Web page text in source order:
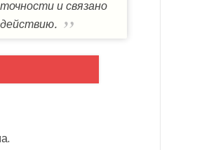
и связано